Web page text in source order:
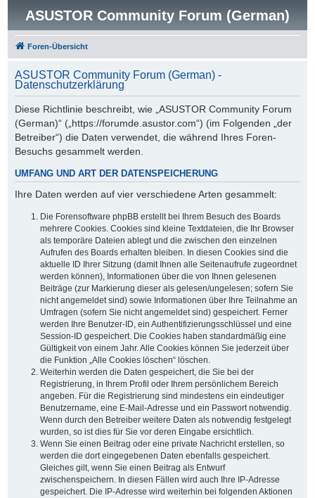
ASUSTOR Community Forum (German)
Foren-Übersicht
ASUSTOR Community Forum (German) -
Datenschutzerklärung
Diese Richtlinie beschreibt, wie „ASUSTOR Community Forum
(German)“ („https://forumde.asustor.com“) (im Folgenden „der
Betreiber“) die Daten verwendet, die während Ihres Foren-
Besuchs gesammelt werden.
UMFANG UND ART DER DATENSPEICHERUNG
Ihre Daten werden auf vier verschiedene Arten gesammelt:
Die Forensoftware phpBB erstellt bei Ihrem Besuch des Boards
mehrere Cookies. Cookies sind kleine Textdateien, die Ihr Browser
als temporäre Dateien ablegt und die zwischen den einzelnen
Aufrufen des Boards erhalten bleiben. In diesen Cookies sind die
aktuelle ID Ihrer Sitzung (damit Ihnen alle Seitenaufrufe zugeordnet
werden können), Informationen über die von Ihnen gelesenen
Beiträge (zur Markierung dieser als gelesen/ungelesen; sofern Sie
nicht angemeldet sind) sowie Informationen über Ihre Teilnahme an
Umfragen (sofern Sie nicht angemeldet sind) gespeichert. Ferner
werden Ihre Benutzer-ID, ein Authentifizierungsschlüssel und eine
Session-ID gespeichert. Die Cookies haben standardmäßig eine
Gültigkeit von einem Jahr. Alle Cookies können Sie jederzeit über
die Funktion „Alle Cookies löschen“ löschen.
Weiterhin werden die Daten gespeichert, die Sie bei der
Registrierung, in Ihrem Profil oder Ihrem persönlichem Bereich
angeben. Für die Registrierung sind mindestens ein eindeutiger
Benutzername, eine E-Mail-Adresse und ein Passwort notwendig.
Wenn durch den Betreiber weitere Daten als notwendig festgelegt
wurden, so ist dies für Sie vor deren Eingabe ersichtlich.
Wenn Sie einen Beitrag oder eine private Nachricht erstellen, so
werden die dort eingegebenen Daten ebenfalls gespeichert.
Gleiches gilt, wenn Sie einen Beitrag als Entwurf
zwischenspeichern. In diesen Fällen wird auch Ihre IP-Adresse
gespeichert. Die IP-Adresse wird weiterhin bei folgenden Aktionen